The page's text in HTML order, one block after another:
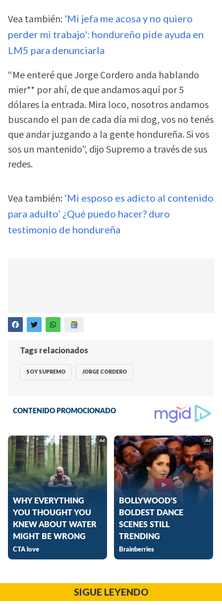
Vea también: 'Mi jefa me acosa y no quiero
perder mi trabajo': hondureño pide ayuda en
LM5 para denunciarla
“Me enteré que Jorge Cordero anda hablando
mier** por ahí, de que andamos aquí por 5
dólares la entrada. Mira loco, nosotros andamos
buscando el pan de cada día mi dog, vos no tenés
que andar juzgando a la gente hondureña. Si vos
sos un mantenido”, dijo Supremo a través de sus
redes.
Vea también: ‘Mi esposo es adicto al contenido
para adulto’ ¿Qué puedo hacer? duro
testimonio de hondureña
Tags relacionados
SOY SUPREMO JORGE CORDERO
SIGUE LEYENDO